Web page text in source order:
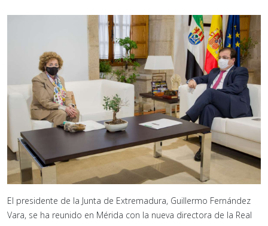
El presidente de la Junta de Extremadura, Guillermo Fernández
Vara, se ha reunido en Mérida con la nueva directora de la Real